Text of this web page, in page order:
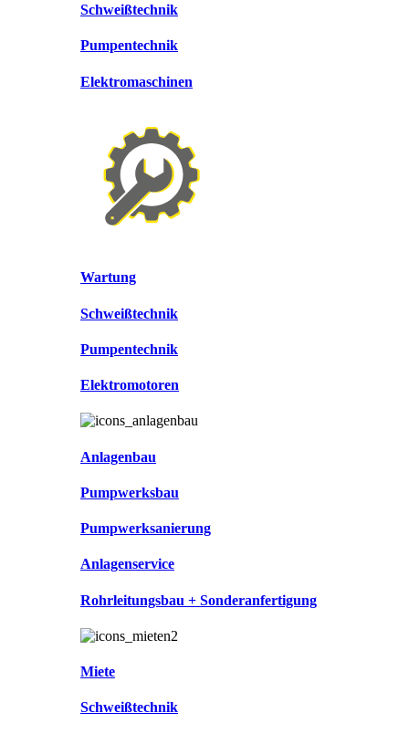
Schweißtechnik
Pumpentechnik
Elektromaschinen
Wartung
Schweißtechnik
Pumpentechnik
Elektromotoren
Anlagenbau
Pumpwerksbau
Pumpwerksanierung
Anlagenservice
Rohrleitungsbau + Sonderanfertigung
Miete
Schweißtechnik